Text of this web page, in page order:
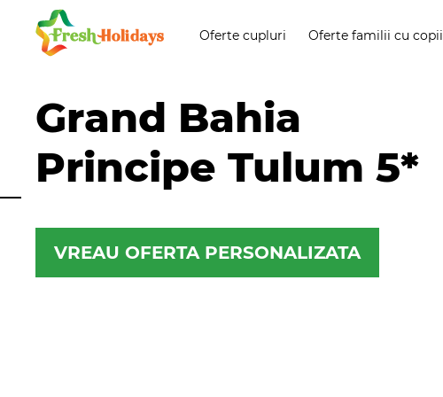
Oferte cupluri Oferte familii cu copii
Grand Bahia
Principe Tulum 5*
VREAU OFERTA PERSONALIZATA